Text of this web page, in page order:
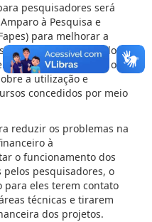
pesquisadores será
à Pesquisa e
para melhorar a
financiadas pelo
(10), será realizado o
a utilização e
concedidos por meio
reduzir os problemas na
à
o funcionamento dos
pelos pesquisadores, o
para eles terem contato
técnicas e tirarem
dos projetos.